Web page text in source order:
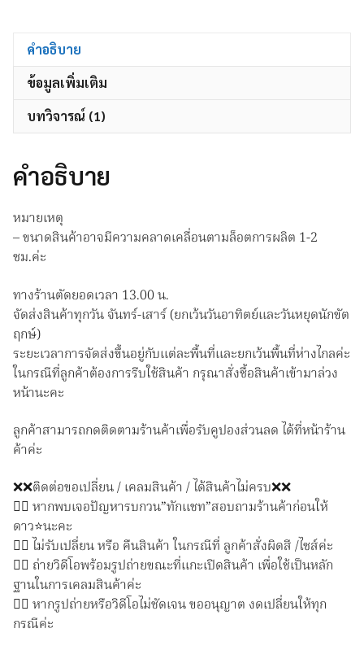
นเมด
บอร์ด
ประกาศ
กระดาน
ติด
รูป
ปัก
หมุด
Cork
ชิ้น
คำอธิบาย
ข้อมูลเพิ่มเติม
บทวิจารณ์ (1)
คำอธิบาย
หมายเหตุ
– ขนาดสินค้าอาจมีความคลาดเคลื่อนตามล็อตการผลิต 1-2
ซม.ค่ะ
ทางร้านตัดยอดเวลา 13.00 น.
จัดส่งสินค้าทุกวัน จันทร์-เสาร์ (ยกเว้นวันอาทิตย์และวันหยุดนักขัต
ฤกษ์)
ระยะเวลาการจัดส่งขึ้นอยู่กับแต่ละพื้นที่และยกเว้นพื้นที่ห่างไกลค่ะ
ในกรณีที่ลูกค้าต้องการรีบใช้สินค้า กรุณาสั่งซื้อสินค้าเข้ามาล่วง
หน้านะคะ
ลูกค้าสามารถกดติดตามร้านค้าเพื่อรับคูปองส่วนลด ได้ที่หน้าร้าน
ค้าค่ะ
❌❌ติดต่อขอเปลี่ยน / เคลมสินค้า / ได้สินค้าไม่ครบ❌❌
👉🏻 หากพบเจอปัญหารบกวน”ทักแชท”สอบถามร้านค้าก่อนให้
ดาว⭐️นะคะ
👉🏻 ไม่รับเปลี่ยน หรือ คืนสินค้า ในกรณีที่ ลูกค้าสั่งผิดสี /ไซส์ค่ะ
👉🏻 ถ่ายวิดีโอพร้อมรูปถ่ายขณะที่แกะเปิดสินค้า เพื่อใช้เป็นหลัก
ฐานในการเคลมสินค้าค่ะ
👉🏻 หากรูปถ่ายหรือวิดีโอไม่ชัดเจน ขออนุญาต งดเปลี่ยนให้ทุก
กรณีค่ะ